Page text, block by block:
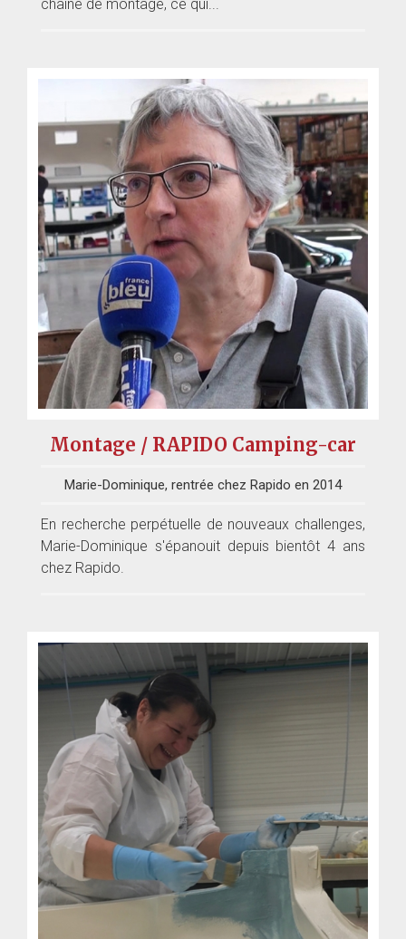
chaîne de montage, ce qui...
Montage / RAPIDO Camping-car
Marie-Dominique, rentrée chez Rapido en 2014
En recherche perpétuelle de nouveaux challenges,
Marie-Dominique s'épanouit depuis bientôt 4 ans
chez Rapido.